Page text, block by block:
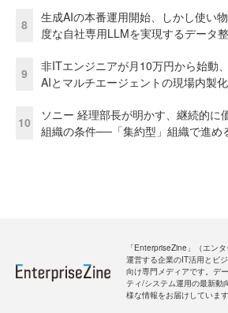
8
生成AIの本番運用開始、しかし使
度な自社専用LLMを実現するデータ
9
非ITエンジニアが月10万円から始動
AIとマルチエージェントの現場内製化
10
ソニー 経理部長が明かす、継続的に
組織の条件──「集約型」組織で進め
「EnterpriseZine」（エン
運営する企業のIT活用とビ
向け専門メディアです。デ
ティ/システム運用の最新動
様な情報をお届けしています